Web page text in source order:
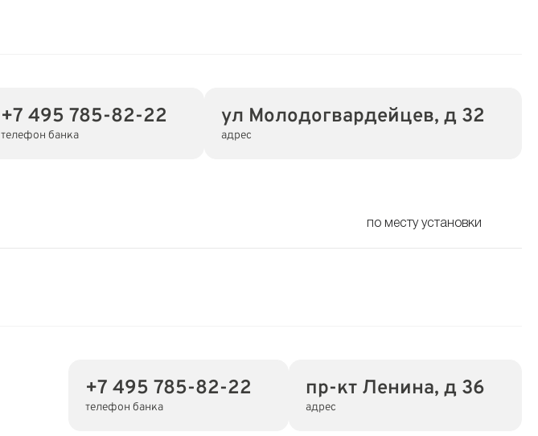
+7 495 785-82-22
телефон банка
ул Молодогвардейцев, д 32
адрес
по месту установки
+7 495 785-82-22
телефон банка
пр-кт Ленина, д 36
адрес